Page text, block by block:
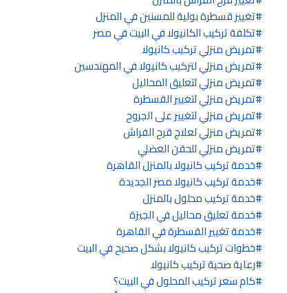
تغيير قسطرة بولية للمسنين في المنزل
تكلفة تركيب الكانيولا في البيت في مصر
تمريض منزلي تركيب كانيولا
تمريض منزلي لتركيب كانيولا في المهندسين
تمريض منزلي لتعليق المحاليل
تمريض منزلي لتغيير القسطرة
تمريض منزلي لتغيير على الجروح
تمريض منزلي لعلاج قرح الفراش
تمريض منزلي للحقن العضلي
خدمة تركيب كانيولا بالمنزل القاهرة
خدمة تركيب كانيولا مصر الجديدة
خدمة تركيب محلول بالمنزل
خدمة تعليق محاليل في الجيزة
خدمة تغيير القسطرة في القاهرة
خطوات تركيب كانيولا بشكل صحيح في البيت
رعاية صحية تركيب كانيولا
كام سعر تركيب المحلول في البيت؟